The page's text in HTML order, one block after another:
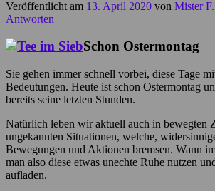
Veröffentlicht am 13. April 2020 von Mister F.
Antworten
Schon Ostermontag
Sie gehen immer schnell vorbei, diese Tage
Bedeutungen. Heute ist schon Ostermontag
bereits seine letzten Stunden.
Natürlich leben wir aktuell auch in bewegten
ungekannten Situationen, welche,
Bewegungen und Aktionen bremsen. Wann
man also diese etwas unechte Ruhe nutzen
aufladen.